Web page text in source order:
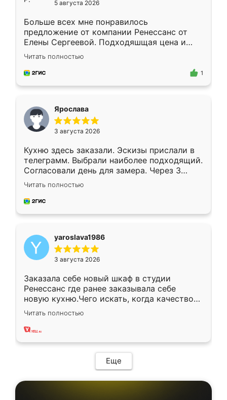
5 августа 2026
Больше всех мне понравилось
предложение от компании Ренессанс от
Елены Сергеевой. Подходяшщая цена и
короткие сроки изготовления. Приехавший
для замера сотрудник Владислав
предложил по моему эскизу самый
Читать полностью
1
Ярослава
3 августа 2026
Кухню здесь заказали. Эскизы прислали в
телеграмм. Выбрали наиболее подходящий.
Согласовали день для замера. Через 3
недели кухня была уже готова. Остались
довольны работой. Спасибо Ренессанс
мебель за качественную работу!
Читать полностью
yaroslava1986
3 августа 2026
Заказала себе новый шкаф в студии
Ренессанс где ранее заказывала себе
новую кухню.Чего искать, когда качеством
вполне довольна. Служит кухня уже почти
два года, нареканий нет.
Читать полностью
Еще